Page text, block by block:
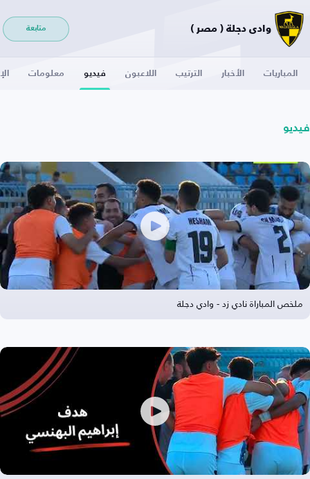
وادي دجلة ( مصر ) متابعة
المباريات الأخبار الترتيب اللاعبون فيديو معلومات
فيديو
ملخص المباراة نادي زد - وادي دجلة